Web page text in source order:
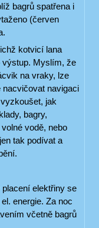
bagrů spatřena i
(červen
kotvicí lana
výstup. Myslím, že
na vraky, lze
navigaci
jak
bagry,
vodě, nebo
tak podívat a
elektřiny se
energie. Za noc
včetně bagrů